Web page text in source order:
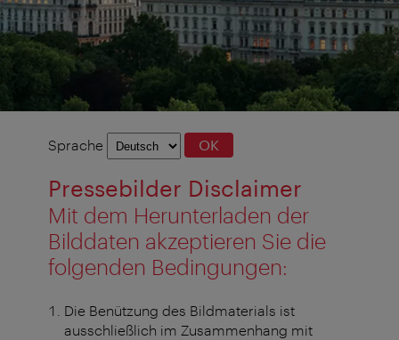
Sprachauswahl
Sprache OK
Pressebilder Disclaimer
Mit dem Herunterladen der
Bilddaten akzeptieren Sie die
folgenden Bedingungen:
Die Benützung des Bildmaterials ist
ausschließlich im Zusammenhang mit